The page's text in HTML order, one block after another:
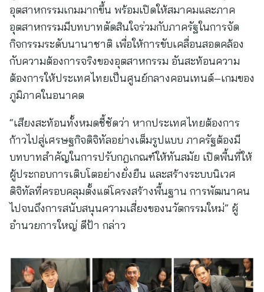
อุตสาหกรรมเกมมากขึ้น พร้อมเปิดให้สมาคมและภาค
อุตสาหกรรมมีบทบาทตัดสินใจร่วมกับภาครัฐในการจัด
กิจกรรมระดับนานาชาติ เพื่อให้การขับเคลื่อนสอดคล้อง
กับความต้องการจริงของอุตสาหกรรม อันสะท้อนความ
ต้องการให้ประเทศไทยเป็นศูนย์กลางคอนเทนต์–เกมของ
ภูมิภาคในอนาคต
“เสียงสะท้อนทั้งหมดชี้ชัดว่า หากประเทศไทยต้องการ
ก้าวไปสู่เศรษฐกิจดิจิทัลอย่างเต็มรูปแบบ ภาครัฐต้องมี
บทบาทสำคัญในการปรับกฎเกณฑ์ให้ทันสมัย เปิดพื้นที่ให้
ผู้ประกอบการเติบโตอย่างยั่งยืน และสร้างระบบนิเวศ
ดิจิทัลที่ครอบคลุมตั้งแต่โครงสร้างพื้นฐาน การพัฒนาคน
ไปจนถึงการสนับสนุนความเสี่ยงของนวัตกรรมใหม่” ผู้
อำนวยการใหญ่ ดีป้า กล่าว